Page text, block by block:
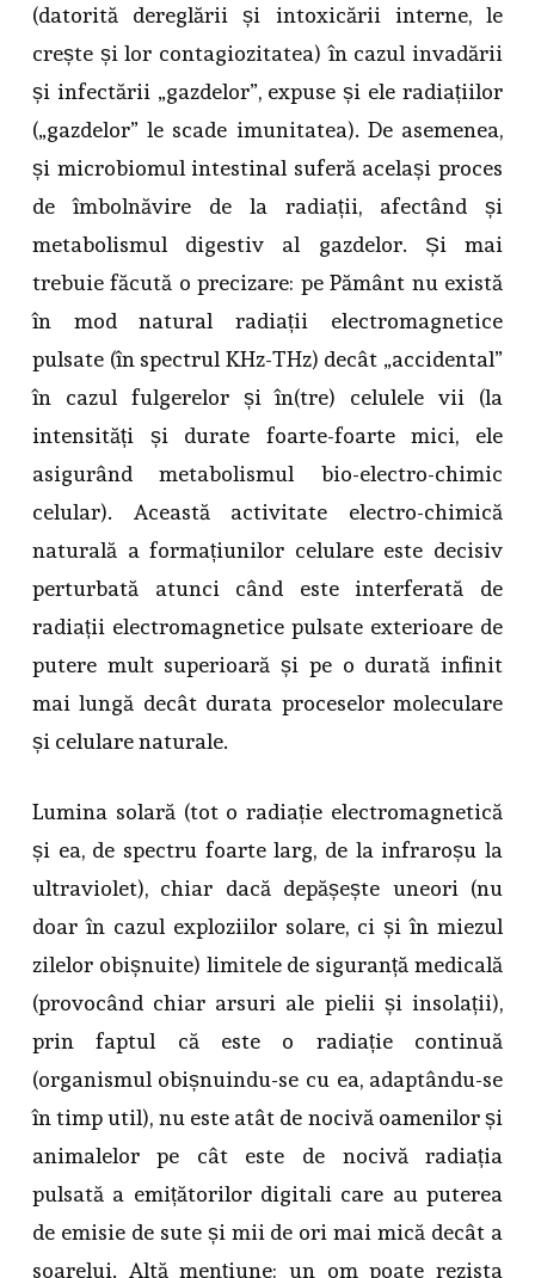
(datorită dereglării și intoxicării interne, le
crește și lor contagiozitatea) în cazul invadării
și infectării „gazdelor”, expuse și ele radiațiilor
(„gazdelor” le scade imunitatea). De asemenea,
și microbiomul intestinal suferă același proces
de îmbolnăvire de la radiații, afectând și
metabolismul digestiv al gazdelor. Și mai
trebuie făcută o precizare: pe Pământ nu există
în mod natural radiații electromagnetice
pulsate (în spectrul KHz-THz) decât „accidental”
în cazul fulgerelor și în(tre) celulele vii (la
intensități și durate foarte-foarte mici, ele
asigurând metabolismul bio-electro-chimic
celular). Această activitate electro-chimică
naturală a formațiunilor celulare este decisiv
perturbată atunci când este interferată de
radiații electromagnetice pulsate exterioare de
putere mult superioară și pe o durată infinit
mai lungă decât durata proceselor moleculare
și celulare naturale.
Lumina solară (tot o radiație electromagnetică
și ea, de spectru foarte larg, de la infraroșu la
ultraviolet), chiar dacă depășește uneori (nu
doar în cazul exploziilor solare, ci și în miezul
zilelor obișnuite) limitele de siguranță medicală
(provocând chiar arsuri ale pielii și insolații),
prin faptul că este o radiație continuă
(organismul obișnuindu-se cu ea, adaptându-se
în timp util), nu este atât de nocivă oamenilor și
animalelor pe cât este de nocivă radiația
pulsată a emițătorilor digitali care au puterea
de emisie de sute și mii de ori mai mică decât a
soarelui. Altă mențiune: un om poate rezista